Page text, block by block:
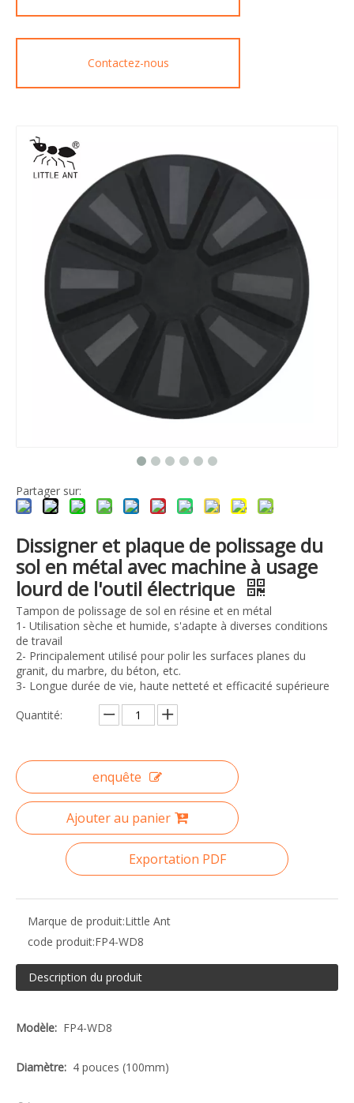
Contactez-nous
Partager sur:
Dissigner et plaque de polissage du
sol en métal avec machine à usage
lourd de l'outil électrique
Tampon de polissage de sol en résine et en métal
1- Utilisation sèche et humide, s'adapte à diverses conditions
de travail
2- Principalement utilisé pour polir les surfaces planes du
granit, du marbre, du béton, etc.
3- Longue durée de vie, haute netteté et efficacité supérieure
Quantité:
enquête
Ajouter au panier
Exportation PDF
Marque de produit:Little Ant
code produit:FP4-WD8
Description du produit
Modèle: FP4-WD8
Diamètre: 4 pouces (100mm)